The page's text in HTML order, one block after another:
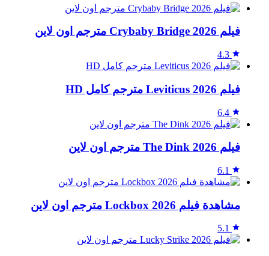
فيلم Crybaby Bridge 2026 مترجم اون لاين
4.3
فيلم Leviticus 2026 مترجم كامل HD
6.4
فيلم The Dink 2026 مترجم اون لاين
6.1
مشاهدة فيلم Lockbox 2026 مترجم اون لاين
5.1